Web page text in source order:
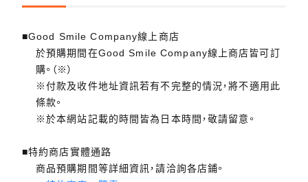
■Good Smile Company線上商店
於預購期間在Good Smile Company線上商店皆可訂
購。（※）
※付款及收件地址資訊若有不完整的情況，將不適用此
條款。
※於本網站記載的時間皆為日本時間，敬請留意。
■特約商店實體通路
商品預購期間等詳細資訊，請洽詢各店鋪。